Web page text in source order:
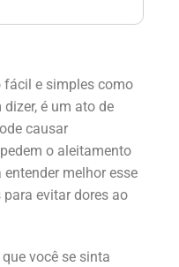
fácil e simples como
é um ato de
causar
o aleitamento
melhor esse
evitar dores ao
você se sinta